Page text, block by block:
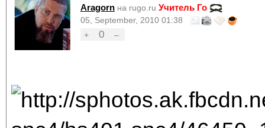
Aragorn на rugo.ru Учитель Го
05, September, 2010 01:38
+
0 –